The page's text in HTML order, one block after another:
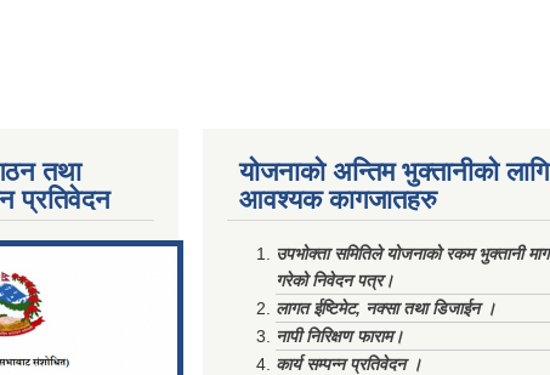
तथा
प्रतिवेदन
योजनाको अन्तिम भुक्तानीको लागि
आवश्यक कागजातहरु
उपभोक्ता समितिले योजनाको रकम भुक्तानी माग
गरेको निवेदन पत्र।
लागत ईष्टिमेट, नक्सा तथा डिजाईन ।
नापी निरिक्षण फाराम।
कार्य सम्पन्न प्रतिवेदन ।